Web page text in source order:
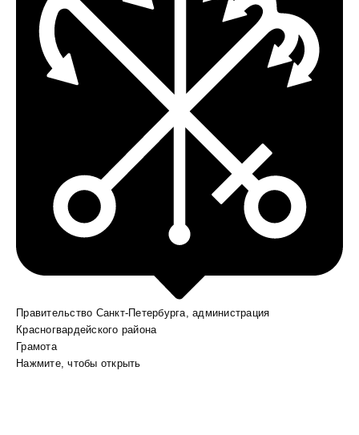
Правительство Санкт-Петербурга, администрация
Красногвардейского района
Грамота
Нажмите, чтобы открыть